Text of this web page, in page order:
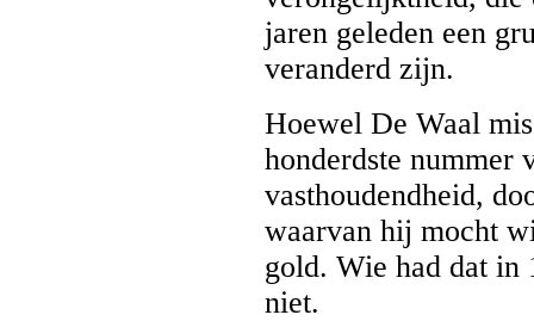
jaren geleden een
veranderd zijn.
Hoewel De Waal
honderdste nummer
vasthoudendheid,
waarvan hij mocht
gold. Wie had dat
niet.